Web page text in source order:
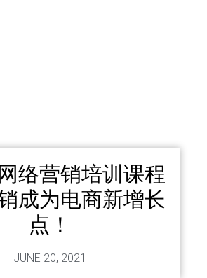
络营销培训课程
成为电商新增长
点！
JUNE 20, 2021